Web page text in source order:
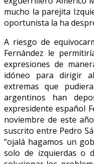
mucho la parejita
oportunista la ha
A riesgo de
Fernández le
expresiones de
idóneo para dirigir
extremas que
argentinos han
expresidente español
noviembre de este
suscrito entre Pedro
“ojalá hagamos un
solo de izquierdas o